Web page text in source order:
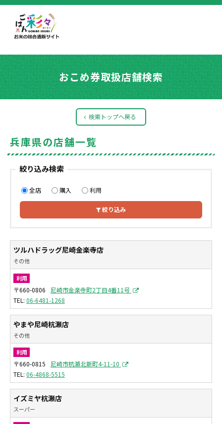
おこめ券取扱店舗検索
検索トップへ戻る
兵庫県の店舗一覧
絞り込み検索
全店 購入 利用
絞り込み
ツルハドラッグ尼崎金楽寺店
その他
利用
〒660-0806
尼崎市金楽寺町2丁目4番11号
06-6481-1268
やまや尼崎杭瀬店
その他
利用
〒660-0815
尼崎市杭瀬北新町4-11-10
06-4868-5515
イズミヤ杭瀬店
スーパー